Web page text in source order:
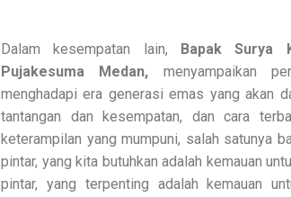
Dalam kesempatan lain,
Bapak Surya
Pujakesuma Medan, menyampaikan
menghadapi era generasi emas yang akan
tantangan dan kesempatan, dan cara
keterampilan yang mumpuni, salah satunya
pintar, yang kita butuhkan adalah kemauan
pintar, yang terpenting adalah kemauan